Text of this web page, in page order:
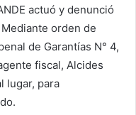
actuó y denunció
orden de
de Garantías N° 4,
fiscal, Alcides
lugar, para